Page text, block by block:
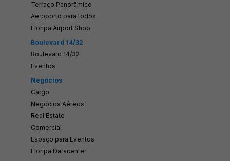
Terraço Panorâmico
Aeroporto para todos
Floripa Airport Shop
Boulevard 14/32
Boulevard 14/32
Eventos
Negócios
Cargo
Negócios Aéreos
Real Estate
Comercial
Espaço para Eventos
Floripa Datacenter